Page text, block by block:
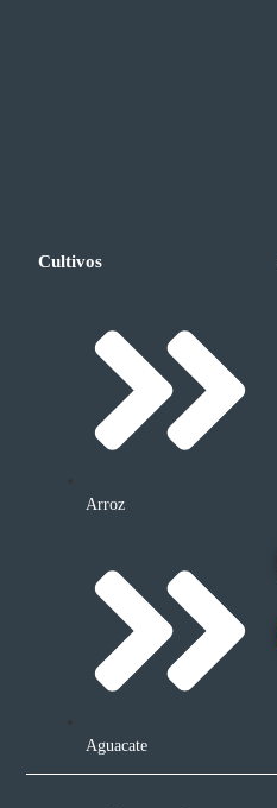
Cultivos
Arroz
Aguacate